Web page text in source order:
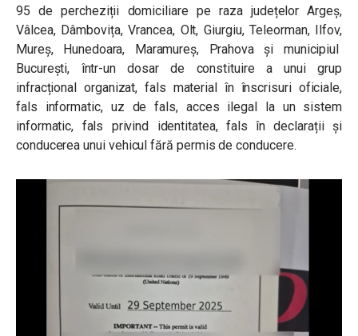
95 de percheziții domiciliare pe raza județelor Argeș,
Vâlcea, Dâmbovița, Vrancea, Olt, Giurgiu, Teleorman, Ilfov,
Mureș, Hunedoara, Maramureș, Prahova și municipiul
București, într-un dosar de constituire a unui grup
infracțional organizat, fals material în înscrisuri oficiale,
fals informatic, uz de fals, acces ilegal la un sistem
informatic, fals privind identitatea, fals în declarații și
conducerea unui vehicul fără permis de conducere.